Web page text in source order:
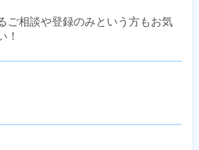
ご相談や登録のみという方もお気
！